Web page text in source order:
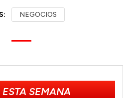
NEGOCIOS
ESTA SEMANA